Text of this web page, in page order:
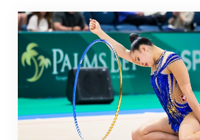
Nächster Halt: Weltmeisterschaft